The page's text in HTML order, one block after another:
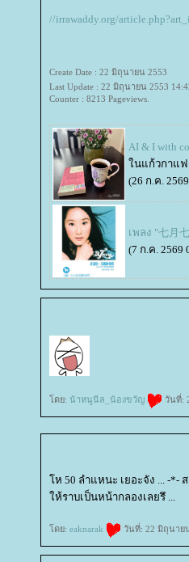
//irrawaddy.org/
Create Date : 22 มิถุนายน 2553
Last Update : 22 มิถุนายน 2553
Counter : 8213 Pageviews.
AI & I with
นแก้วกาแฟ
(26 ก.ค.
เพลง "七月
(7 ก.ค. 2569
ดย: น้าหนูนีล_น้องขวัญ วันที่:
ห 50 ลำแหนะ เยอะจัง ... -*-
ห้ราบเป็นหน้ากลองเลยรึ ...
ดย: eaknarak วันที่: 22 มิถุนายน